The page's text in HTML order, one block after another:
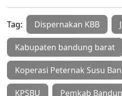
Tag: Dispernakan KBB
Kabupaten bandung barat
Koperasi Peternak Susu
KPSBU Pemkab